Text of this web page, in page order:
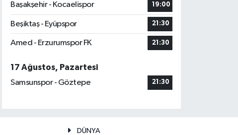
Başakşehir - Kocaelispor
19:00
Beşiktaş - Eyüpspor 21:30
Amed - Erzurumspor FK 21:30
17 Ağustos, Pazartesi
Samsunspor - Göztepe
21:30
DÜNYA